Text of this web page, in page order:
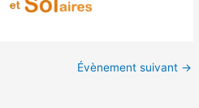
Évènement suivant →